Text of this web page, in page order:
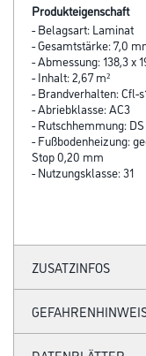
Produkteigenschaft
- Belagsart: Laminat
- Gesamtstärke: 7,0
- Abmessung: 138,3 x
- Inhalt: 2,67 m²
- Brandverhalten: Cfl-
- Abriebklasse: AC3
- Rutschhemmung: DS
- Fußbodenheizung:
Stop 0,20 mm
- Nutzungsklasse: 31
ZUSATZINFOS